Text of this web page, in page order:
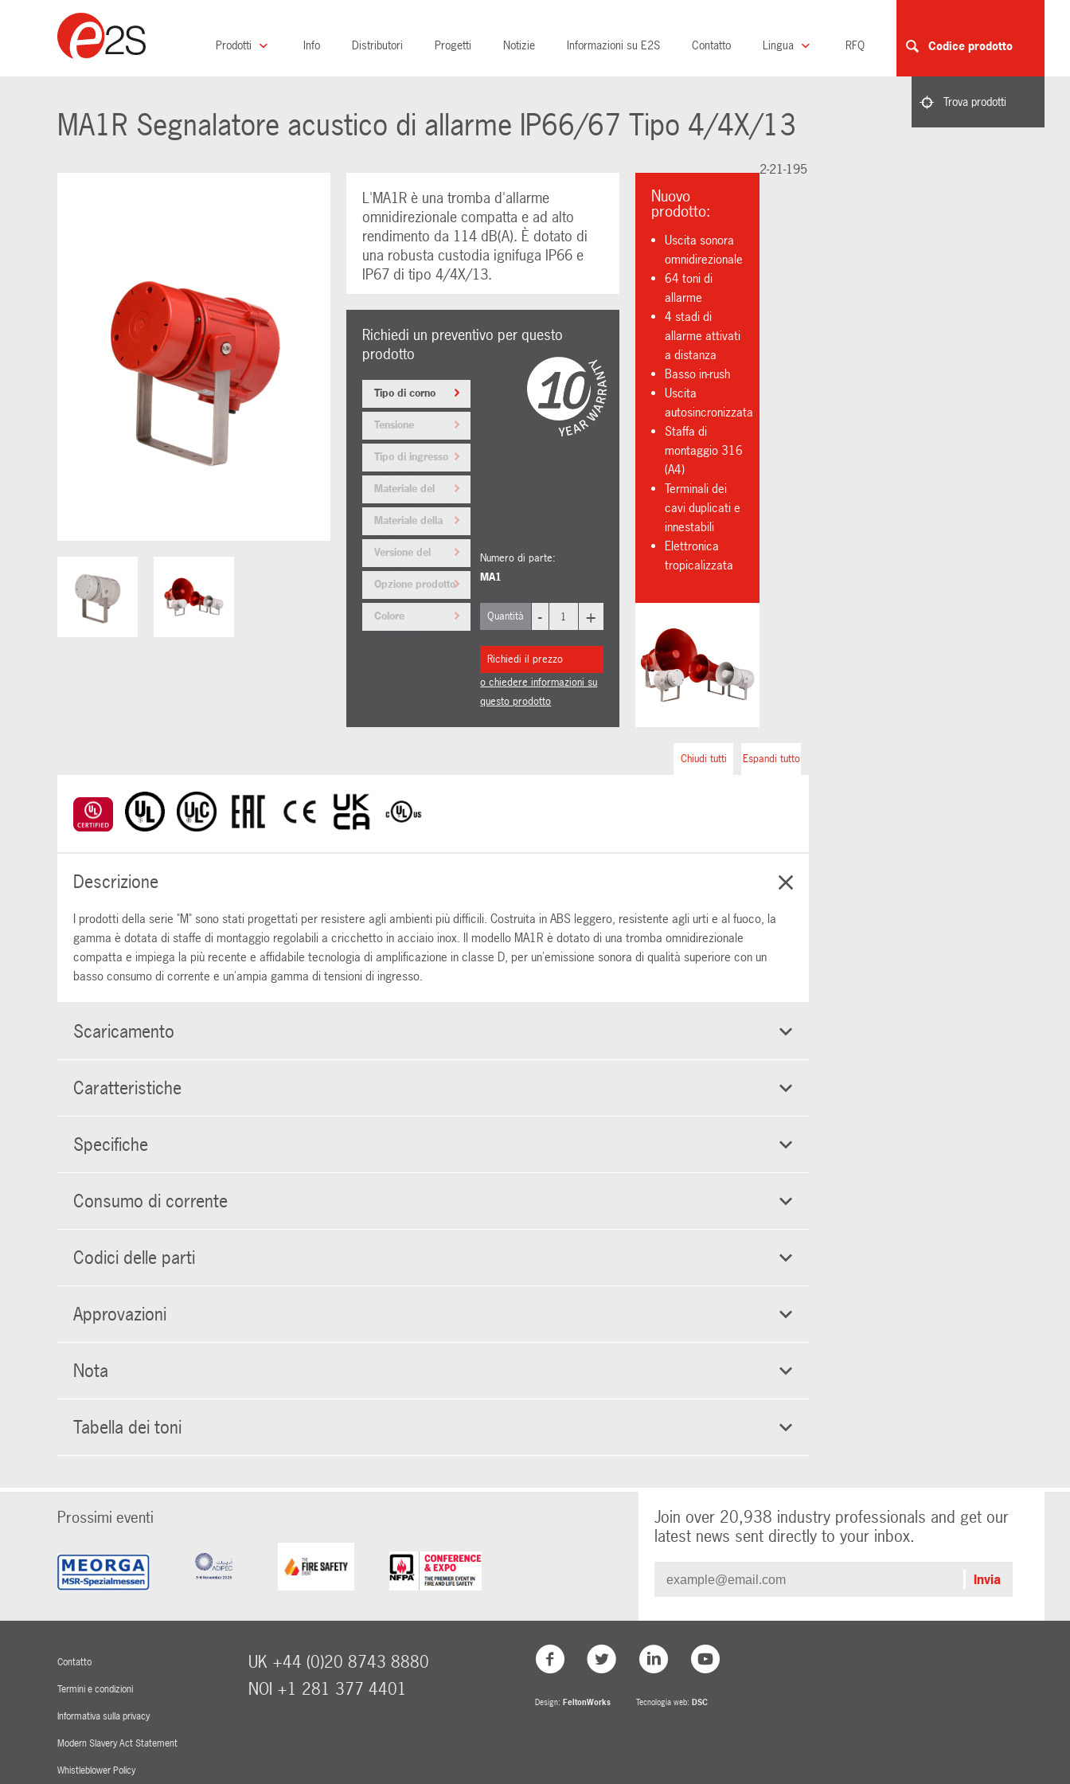
Prodotti Info Distributori Progetti Notizie Informazioni su E2S Contatto Lingua RFQ Codice prodotto
Trova prodotti
MA1R Segnalatore acustico di allarme IP66/67 Tipo 4/4X/13
2-21-195
L'MA1R è una tromba d'allarme
omnidirezionale compatta e ad alto
rendimento da 114 dB(A). È dotato di
una robusta custodia ignifuga IP66 e
IP67 di tipo 4/4X/13.
Richiedi un preventivo per questo
prodotto
Tipo di corno
Tensione
Tipo di ingresso
del cavo
Materiale del
tappo/adattatore
Materiale della
staffa
Versione del
prodotto
Opzione prodotto
Colore
dell'involucro
Numero di parte:
MA1
Quantità - +
Richiedi il prezzo
o chiedere informazioni su
questo prodotto
Nuovo
prodotto:
Uscita sonora
omnidirezionale
64 toni di
allarme
4 stadi di
allarme attivati
a distanza
Basso in-rush
Uscita
autosincronizzata
Staffa di
montaggio 316
(A4)
Terminali dei
cavi duplicati e
innestabili
Elettronica
tropicalizzata
Espandi tutto
Chiudi tutti
Descrizione
I prodotti della serie "M" sono stati progettati per resistere agli ambienti più difficili. Costruita in ABS leggero, resistente agli urti e al fuoco, la
gamma è dotata di staffe di montaggio regolabili a cricchetto in acciaio inox. Il modello MA1R è dotato di una tromba omnidirezionale
compatta e impiega la più recente e affidabile tecnologia di amplificazione in classe D, per un'emissione sonora di qualità superiore con un
basso consumo di corrente e un'ampia gamma di tensioni di ingresso.
Scaricamento
Caratteristiche
Specifiche
Consumo di corrente
Codici delle parti
Approvazioni
Nota
Tabella dei toni
Prossimi eventi
Join over 20,938 industry professionals and get our
latest news sent directly to your inbox.
Contatto
Termini e condizioni
Informativa sulla privacy
Modern Slavery Act Statement
Whistleblower Policy
UK +44 (0)20 8743 8880
NOI +1 281 377 4401
Design: FeltonWorks Tecnologia web: DSC